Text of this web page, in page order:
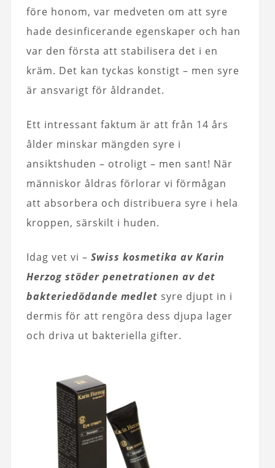
före honom, var medveten om att syre
hade desinficerande egenskaper och han
var den första att stabilisera det i en
kräm. Det kan tyckas konstigt – men syre
är ansvarigt för åldrandet.
Ett intressant faktum är att från 14 års
ålder minskar mängden syre i
ansiktshuden – otroligt – men sant! När
människor åldras förlorar vi förmågan
att absorbera och distribuera syre i hela
kroppen, särskilt i huden.
Idag vet vi – Swiss kosmetika av Karin
Herzog stöder penetrationen av det
bakteriedödande medlet syre djupt in i
dermis för att rengöra dess djupa lager
och driva ut bakteriella gifter.